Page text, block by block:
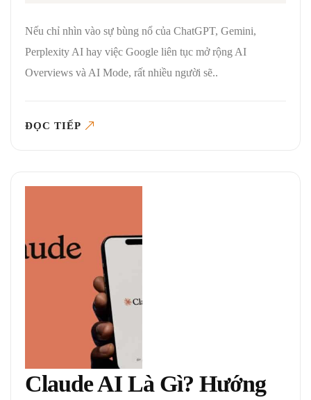
Nếu chỉ nhìn vào sự bùng nổ của ChatGPT, Gemini,
Perplexity AI hay việc Google liên tục mở rộng AI
Overviews và AI Mode, rất nhiều người sẽ..
ĐỌC TIẾP
Claude AI Là Gì? Hướng